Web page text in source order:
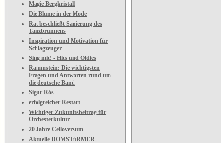
Magie Bergkristall
Die Blume in der Mode
Rat beschließt Sanierung des
Tanzbrunnens
Inspiration und Motivation für
Schlagzeuger
Sing mit! - Hits und Oldies
Rammstein: Die wichtigsten
Fragen und Antworten rund um
die deutsche Band
Sigur Rós
erfolgreicher Restart
Wichtiger Zukunftsbeitrag für
Orchesterkultur
20 Jahre Celloversum
Aktuelle DOMSTüRMER-